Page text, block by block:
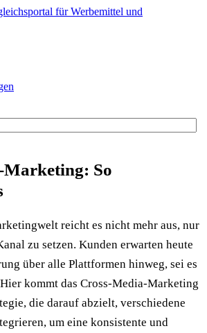
Marketing: So
reicht es nicht mehr aus, nur
zu setzen. Kunden erwarten heute
über alle Plattformen hinweg, sei es
kommt das Cross-Media-Marketing
die darauf abzielt, verschiedene
um eine konsistente und